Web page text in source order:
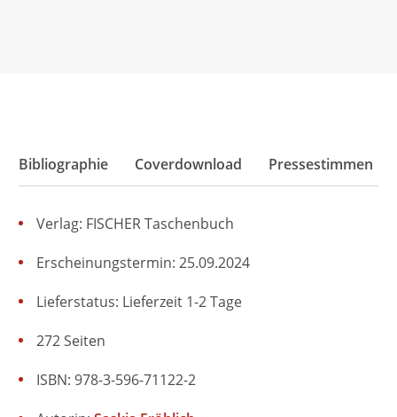
Bibliographie Coverdownload Pressestimmen
Verlag: FISCHER Taschenbuch
Erscheinungstermin: 25.09.2024
Lieferstatus: Lieferzeit 1-2 Tage
ISBN: 978-3-596-71122-2
272 Seiten